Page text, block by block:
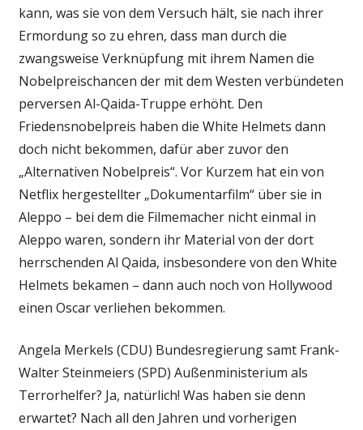
kann, was sie von dem Versuch hält, sie nach ihrer
Ermordung so zu ehren, dass man durch die
zwangsweise Verknüpfung mit ihrem Namen die
Nobelpreischancen der mit dem Westen verbündeten
perversen Al-Qaida-Truppe erhöht. Den
Friedensnobelpreis haben die White Helmets dann
doch nicht bekommen, dafür aber zuvor den
„Alternativen Nobelpreis“. Vor Kurzem hat ein von
Netflix hergestellter „Dokumentarfilm“ über sie in
Aleppo – bei dem die Filmemacher nicht einmal in
Aleppo waren, sondern ihr Material von der dort
herrschenden Al Qaida, insbesondere von den White
Helmets bekamen – dann auch noch von Hollywood
einen Oscar verliehen bekommen.
Angela Merkels (CDU) Bundesregierung samt Frank-
Walter Steinmeiers (SPD) Außenministerium als
Terrorhelfer? Ja, natürlich! Was haben sie denn
erwartet? Nach all den Jahren und vorherigen